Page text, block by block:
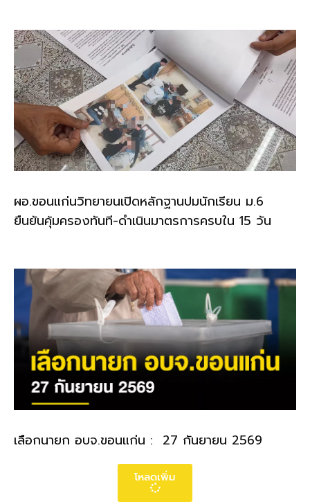
ผอ.ขอนแก่นวิทยายนเปิดหลักฐานปมนักเรียน ม.6
ยืนยันคุ้มครองทันที-ดำเนินมาตรการครบใน 15 วัน
เลือกนายก อบจ.ขอนแก่น : 27 กันยายน 2569
โหลดเพิ่ม